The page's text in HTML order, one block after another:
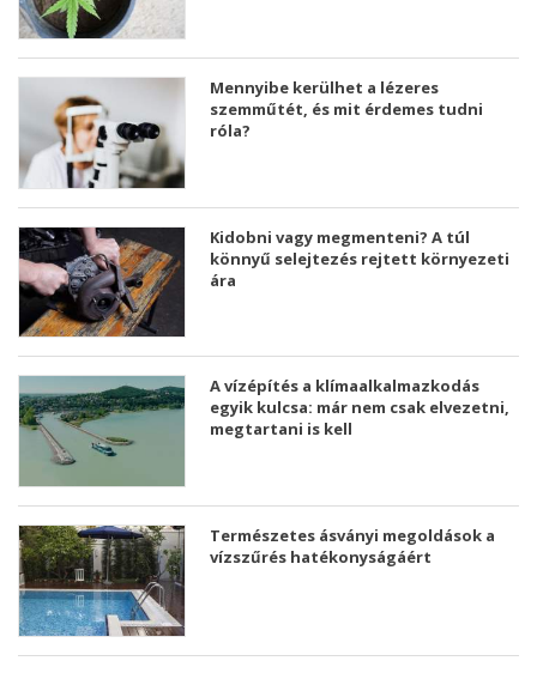
Mennyibe kerülhet a lézeres
szemműtét, és mit érdemes tudni
róla?
Kidobni vagy megmenteni? A túl
könnyű selejtezés rejtett környezeti
ára
A vízépítés a klímaalkalmazkodás
egyik kulcsa: már nem csak elvezetni,
megtartani is kell
Természetes ásványi megoldások a
vízszűrés hatékonyságáért